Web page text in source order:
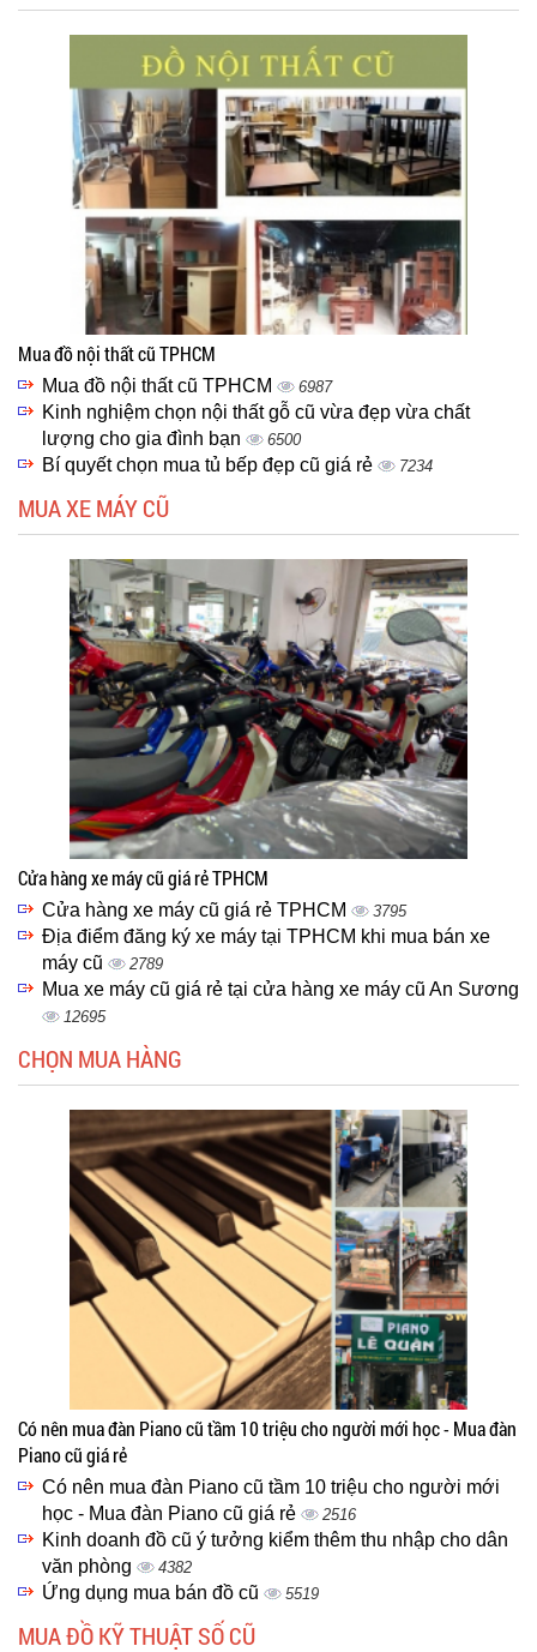
Mua đồ nội thất cũ TPHCM
Mua đồ nội thất cũ TPHCM 6987
Kinh nghiệm chọn nội thất gỗ cũ vừa đẹp vừa chất
lượng cho gia đình bạn
6500
Bí quyết chọn mua tủ bếp đẹp cũ giá rẻ 7234
MUA XE MÁY CŨ
Cửa hàng xe máy cũ giá rẻ TPHCM
Cửa hàng xe máy cũ giá rẻ TPHCM 3795
Địa điểm đăng ký xe máy tại TPHCM khi mua bán xe
máy cũ
2789
Mua xe máy cũ giá rẻ tại cửa hàng xe máy cũ An Sương
12695
CHỌN MUA HÀNG
Có nên mua đàn Piano cũ tầm 10 triệu cho người mới học - Mua đàn
Piano cũ giá rẻ
Có nên mua đàn Piano cũ tầm 10 triệu cho người mới
học - Mua đàn Piano cũ giá rẻ
2516
Kinh doanh đồ cũ ý tưởng kiểm thêm thu nhập cho dân
văn phòng
4382
Ứng dụng mua bán đồ cũ 5519
MUA ĐỒ KỸ THUẬT SỐ CŨ